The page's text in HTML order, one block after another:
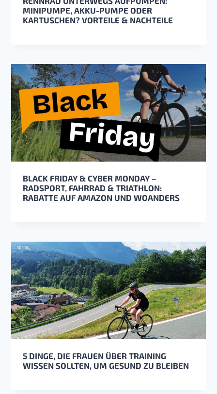
MINIPUMPE, AKKU-PUMPE ODER
KARTUSCHEN? VORTEILE & NACHTEILE
BLACK FRIDAY & CYBER MONDAY –
RADSPORT, FAHRRAD & TRIATHLON:
RABATTE AUF AMAZON UND WOANDERS
5 DINGE, DIE FRAUEN ÜBER TRAINING
WISSEN SOLLTEN, UM GESUND ZU BLEIBEN